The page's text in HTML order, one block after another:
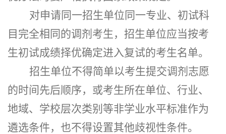
对申请同一招生单位同一专业、初试科
目完全相同的调剂考生，招生单位应当按考
生初试成绩择优确定进入复试的考生名单。
招生单位不得简单以考生提交调剂志愿
的时间先后顺序，或考生所在单位、行业、
地域、学校层次类别等非学业水平标准作为
遴选条件，也不得设置其他歧视性条件。